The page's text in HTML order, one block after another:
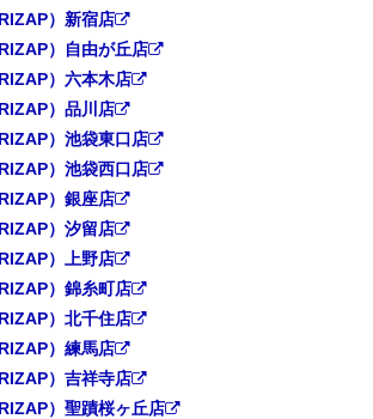
）新宿店
）自由が丘店
）六本木店
）品川店
）池袋東口店
）池袋西口店
）銀座店
）汐留店
）上野店
）錦糸町店
）北千住店
）練馬店
）吉祥寺店
）聖蹟桜ヶ丘店